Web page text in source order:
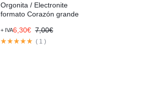
Orgonita / Electronite
formato Corazón grande
7,00€
6,30€
+ IVA
( 1 )